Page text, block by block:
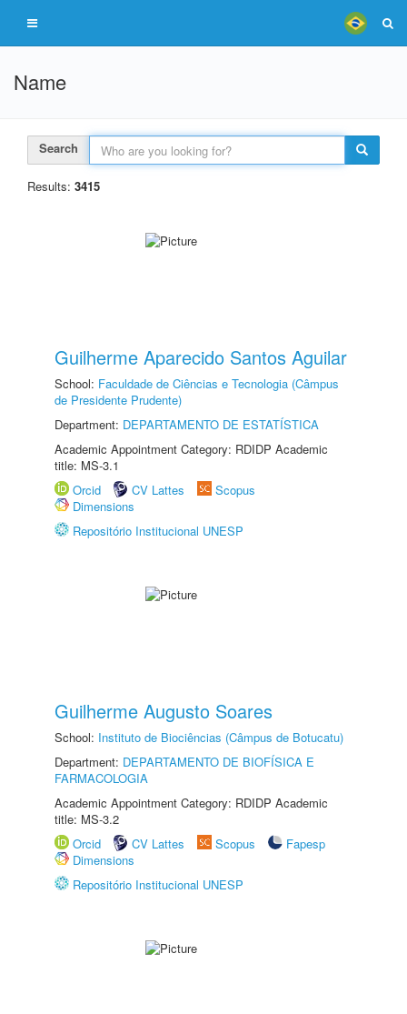
Name
Search
Results: 3415
Guilherme Aparecido Santos Aguilar
School: Faculdade de Ciências e Tecnologia (Câmpus
de Presidente Prudente)
Department: DEPARTAMENTO DE ESTATÍSTICA
Academic Appointment Category: RDIDP Academic
title: MS-3.1
Orcid
CV Lattes
Scopus
Dimensions
Repositório Institucional UNESP
Guilherme Augusto Soares
School: Instituto de Biociências (Câmpus de Botucatu)
Department: DEPARTAMENTO DE BIOFÍSICA E
FARMACOLOGIA
Academic Appointment Category: RDIDP Academic
title: MS-3.2
Orcid
CV Lattes Scopus
Fapesp
Dimensions
Repositório Institucional UNESP